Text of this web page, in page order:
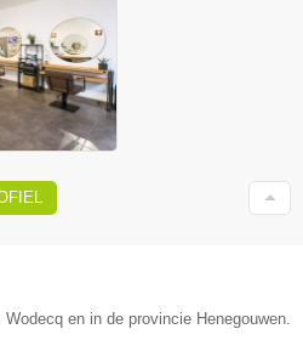
en in de provincie Henegouwen.